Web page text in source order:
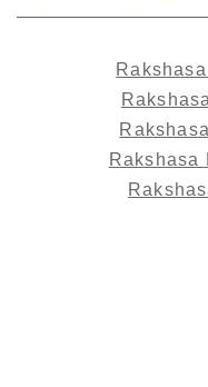
Rakshasa